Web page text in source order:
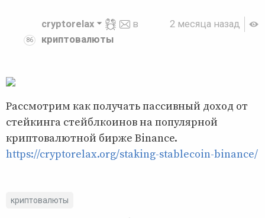
2 месяца назад
86
cryptorelax
в
криптовалюты
Рассмотрим как получать пассивный доход от
стейкинга стейблкоинов на популярной
криптовалютной бирже Binance.
https://cryptorelax.org/staking-stablecoin-binance/
криптовалюты